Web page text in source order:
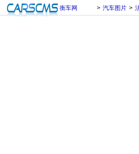
衡车网 > 汽车图片 >